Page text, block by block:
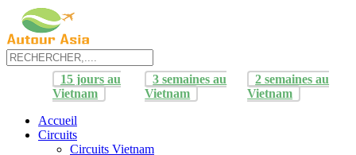
15 jours au
Vietnam
3 semaines au
Vietnam
2 semaines au
Vietnam
Accueil
Circuits
Circuits Vietnam